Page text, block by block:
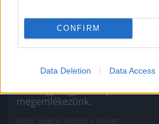
CONFIRM
Data Deletion Data Access
Ahogy minden ex Való Világ-
Gigiről se hallott még soha
sem, úgyhogy most pár szóban
megemlékezünk.